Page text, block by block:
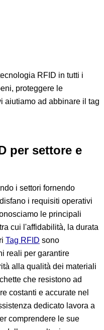
RFID in tutti i
proteggere le
aiutiamo ad abbinare il tag
per settore e
i settori fornendo
i requisiti operativi
le principali
cui l'affidabilità, la durata
Tag RFID sono
reali per garantire
alla qualità dei materiali
che resistono ad
costanti e accurate nel
dedicato lavora a
comprendere le sue